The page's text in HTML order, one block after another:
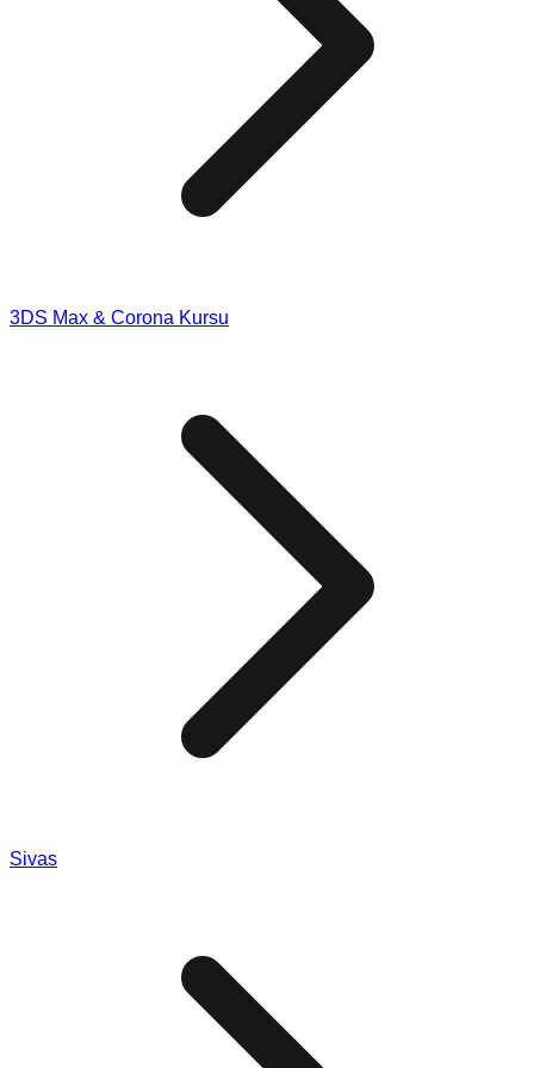
3DS Max & Corona Kursu
Sivas